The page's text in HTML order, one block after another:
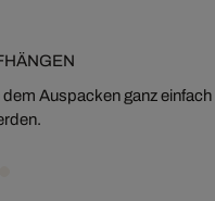
Auspacken ganz einfach